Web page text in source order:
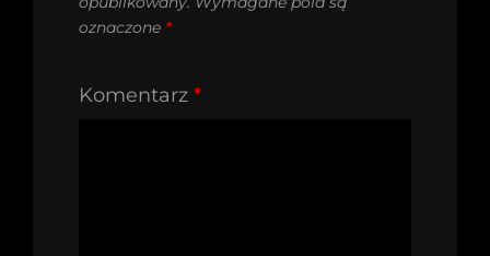
oznaczone *
Komentarz *